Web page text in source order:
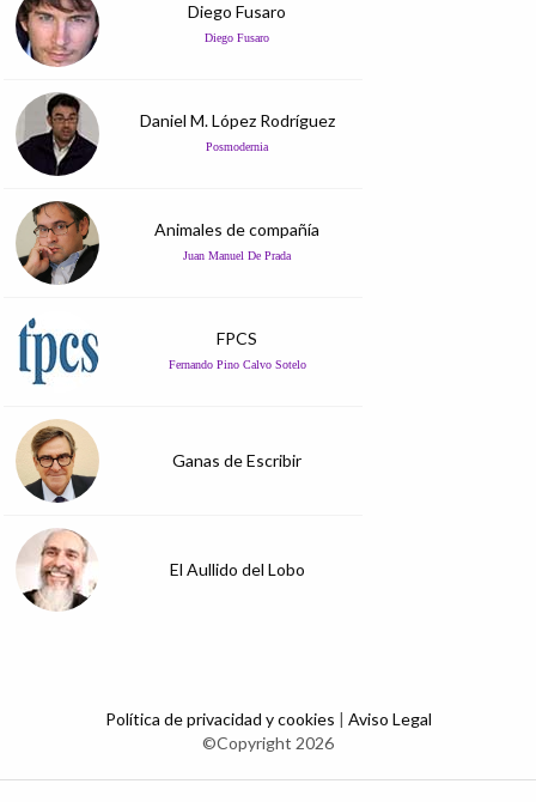
Diego Fusaro
Diego Fusaro
Daniel M. López Rodríguez
Posmodernia
Animales de compañía
Juan Manuel De Prada
FPCS
Fernando Pino Calvo Sotelo
Ganas de Escribir
El Aullido del Lobo
Política de privacidad y cookies | Aviso Legal
©Copyright 2026